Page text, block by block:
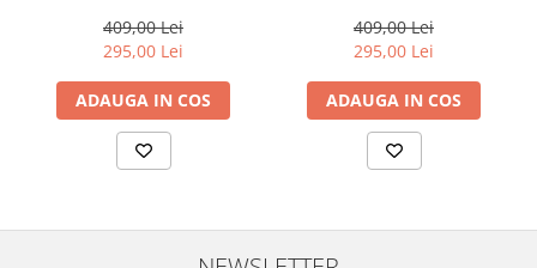
Black
409,00 Lei
295,00 Lei
ADAUGA IN COS
409,00 Lei
295,00 Lei
ADAUGA IN COS